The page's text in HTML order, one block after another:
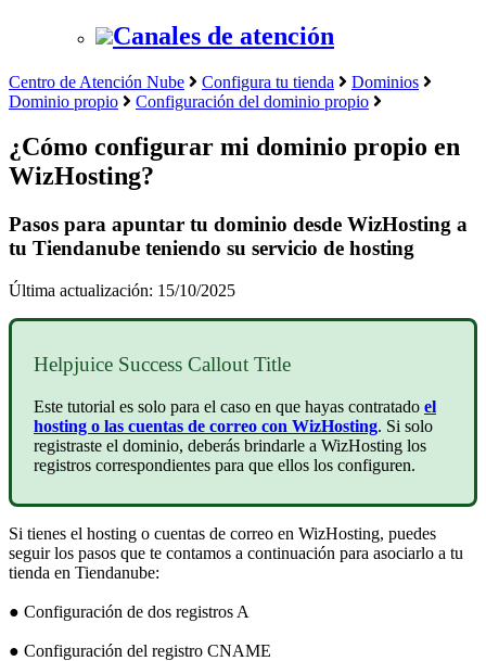
Canales de atención
Centro de Atención Nube Configura tu tienda
Dominios
Dominio propio
Configuración del dominio propio
¿Cómo configurar mi dominio propio en
WizHosting?
Pasos para apuntar tu dominio desde WizHosting a
tu Tiendanube teniendo su servicio de hosting
Última actualización: 15/10/2025
Helpjuice Success Callout Title
Este tutorial es solo para el caso en que hayas contratado el
hosting o las cuentas de correo con WizHosting. Si solo
registraste el dominio, deberás brindarle a WizHosting los
registros correspondientes para que ellos los configuren.
Si tienes el hosting o cuentas de correo en WizHosting, puedes
seguir los pasos que te contamos a continuación para asociarlo a tu
tienda en Tiendanube:
● Configuración de dos registros A
● Configuración del registro CNAME